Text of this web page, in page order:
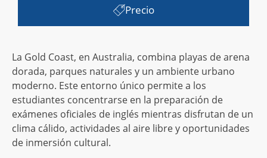
Precio
La Gold Coast, en Australia, combina playas de arena
dorada, parques naturales y un ambiente urbano
moderno. Este entorno único permite a los
estudiantes concentrarse en la preparación de
exámenes oficiales de inglés mientras disfrutan de un
clima cálido, actividades al aire libre y oportunidades
de inmersión cultural.